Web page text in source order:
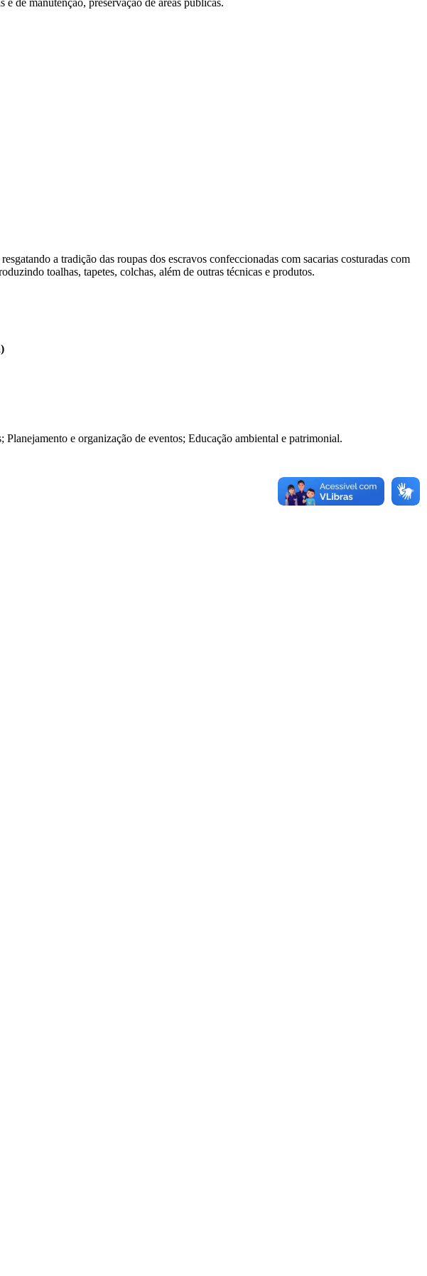
de manutenção, preservação de áreas públicas.
a tradição das roupas dos escravos confeccionadas com sacarias costuradas com
toalhas, tapetes, colchas, além de outras técnicas e produtos.
e organização de eventos; Educação ambiental e patrimonial.